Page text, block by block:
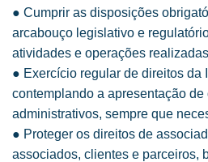
● Cumprir as disposições
arcabouço legislativo e
atividades e operações
● Exercício regular de direitos da
contemplando a apresentação
administrativos, sempre que
● Proteger os direitos de
associados, clientes e parceiros,